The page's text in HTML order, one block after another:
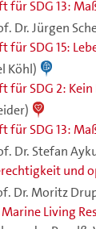
für SDG 13:
Dr. Jürgen
für SDG 15:
Köhl)
für SDG 2:
für SDG 13:
Dr. Stefan
und
Dr. Moritz
Living